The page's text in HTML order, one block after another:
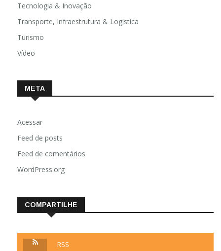
Tecnologia & Inovação
Transporte, Infraestrutura & Logística
Turismo
Vídeo
META
Acessar
Feed de posts
Feed de comentários
WordPress.org
COMPARTILHE
RSS